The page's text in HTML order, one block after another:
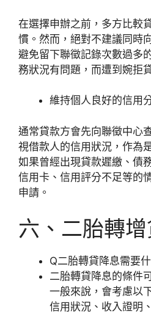
在選擇申辦之前，多方比較
慣。然而，絕對不建議同時
避免留下聯徵記錄次數過多
務狀況有問題，而遭到婉拒
維持個人良好的信用
通常貸款方會先向聯徵中心
視借款人的信用狀況，作為
如果曾經出現貸款遲繳、債
信用卡、信用評分不足等的
申請。
六、二胎轉
Q二胎轉貸降息需要
二胎轉貸降息的條件
一般來說，會考慮以
信用狀況、收入證明